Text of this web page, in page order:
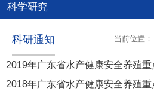
科学研究
当前位置：
科研通知